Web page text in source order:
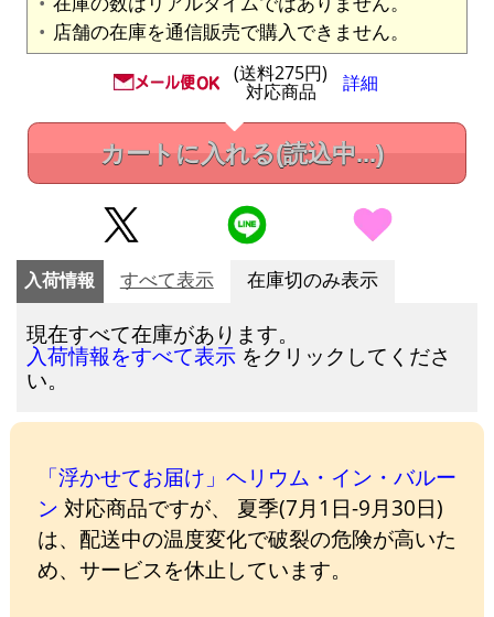
店舗の在庫を通信販売で購入できません。
(送料275円)
対応商品 詳細
カートに入れる(読込中...)
入荷情報 すべて表示 在庫切のみ表示
現在すべて在庫があります。
入荷情報をすべて表示 をクリックしてくださ
い。
「浮かせてお届け」ヘリウム・イン・バルー
ン 対応商品ですが、 夏季(7月1日-9月30日)
は、配送中の温度変化で破裂の危険が高いた
め、サービスを休止しています。